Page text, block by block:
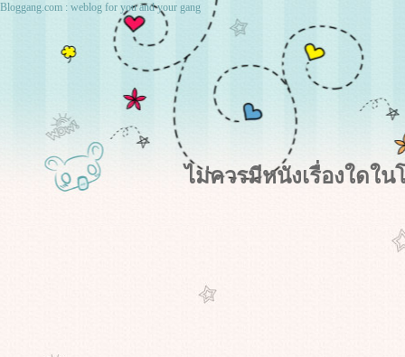
Bloggang.com : weblog for you and your gang
ไม่ควรมีหนังเรื่องใดใ